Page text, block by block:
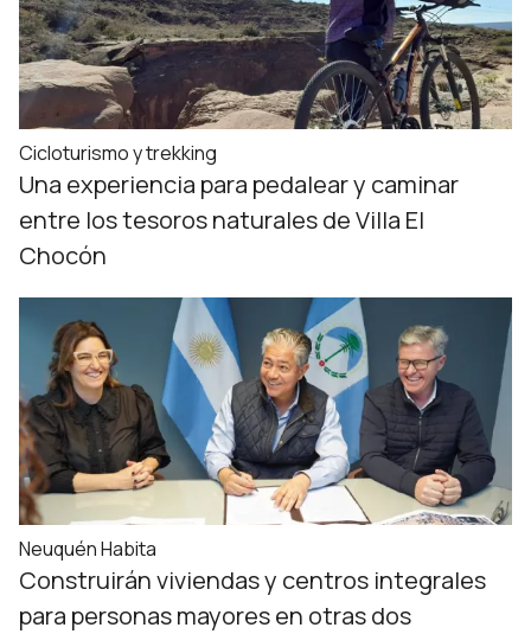
Cicloturismo y trekking
Una experiencia para pedalear y caminar
entre los tesoros naturales de Villa El
Chocón
Neuquén Habita
Construirán viviendas y centros integrales
para personas mayores en otras dos